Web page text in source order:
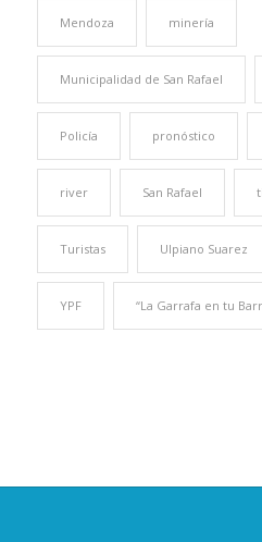
Mendoza minería
Municipalidad de San Rafael
Policía pronóstico
river San Rafael
Turistas Ulpiano Suarez
YPF “La Garrafa en tu